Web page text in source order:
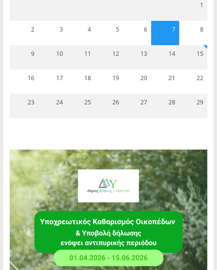
1
2 3 4 5 6 7 8
9 10 11 12 13 14 15
16 17 18 19 20 21 22
23 24 25 26 27 28 29